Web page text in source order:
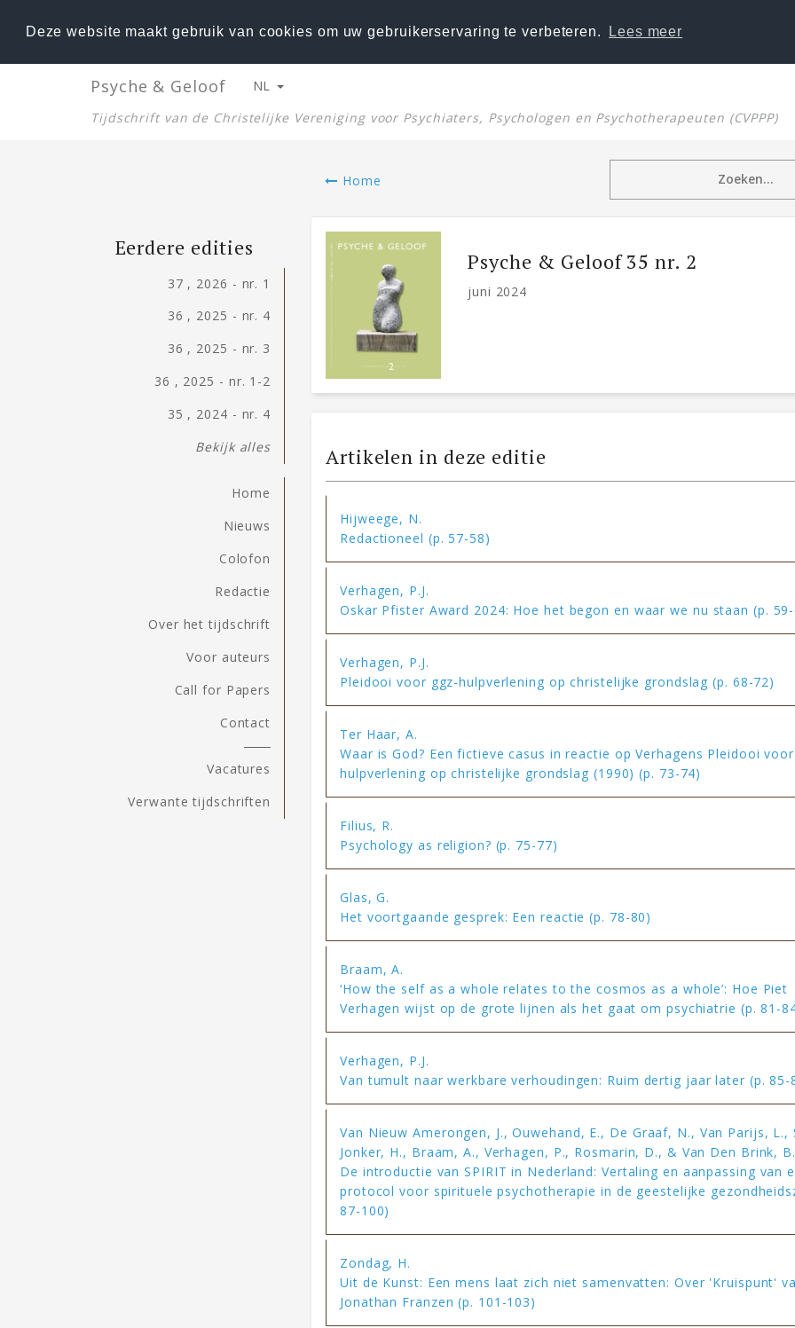
Deze website maakt gebruik van cookies om uw gebruikerservaring te verbeteren. Lees meer
Psyche & Geloof
NL
Tijdschrift van de Christelijke Vereniging voor Psychiaters, Psychologen en Psychotherapeuten (CVPPP)
Home
Eerdere edities
37 , 2026 - nr. 1
36 , 2025 - nr. 4
36 , 2025 - nr. 3
36 , 2025 - nr. 1-2
35 , 2024 - nr. 4
Bekijk alles
Home
Nieuws
Colofon
Redactie
Over het tijdschrift
Voor auteurs
Call for Papers
Contact
Vacatures
Verwante tijdschriften
Psyche & Geloof 35 nr. 2
juni 2024
Artikelen in deze editie
Hijweege, N.
Redactioneel (p. 57-58)
Verhagen, P.J.
Oskar Pfister Award 2024: Hoe het begon en waar we nu staan (p.
Verhagen, P.J.
Pleidooi voor ggz-hulpverlening op christelijke grondslag (p. 68-72)
Ter Haar, A.
Waar is God? Een fictieve casus in reactie op Verhagens Pleidooi
hulpverlening op christelijke grondslag (1990) (p. 73-74)
Filius, R.
Psychology as religion? (p. 75-77)
Glas, G.
Het voortgaande gesprek: Een reactie (p. 78-80)
Braam, A.
‘How the self as a whole relates to the cosmos as a whole’: Hoe Piet
Verhagen wijst op de grote lijnen als het gaat om psychiatrie (p. 81-
Verhagen, P.J.
Van tumult naar werkbare verhoudingen: Ruim dertig jaar later (p. 85-
Van Nieuw Amerongen, J., Ouwehand, E., De Graaf, N., Van Parijs, L.,
Jonker, H., Braam, A., Verhagen, P., Rosmarin, D., & Van Den Brink, B.
De introductie van SPIRIT in Nederland: Vertaling en aanpassing van
protocol voor spirituele psychotherapie in de geestelijke
87-100)
Zondag, H.
Uit de Kunst: Een mens laat zich niet samenvatten: Over 'Kruispunt'
Jonathan Franzen (p. 101-103)